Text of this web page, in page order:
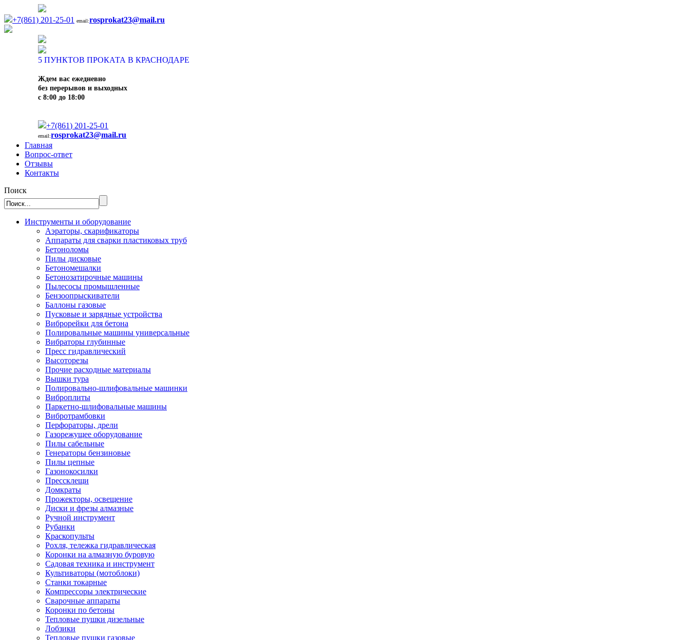
+7(861) 201-25-01 email:rosprokat23@mail.ru
5 ПУНКТОВ ПРОКАТА В КРАСНОДАРЕ
Ждем вас ежедневно
без перерывов и выходных
с 8:00 до 18:00
+7(861) 201-25-01
email:rosprokat23@mail.ru
Главная
Вопрос-ответ
Отзывы
Контакты
Поиск
Инструменты и оборудование
Аэраторы, скарификаторы
Аппараты для сварки пластиковых труб
Бетоноломы
Пилы дисковые
Бетономешалки
Бетонозатирочные машины
Пылесосы промышленные
Бензоопрыскиватели
Баллоны газовые
Пусковые и зарядные устройства
Виброрейки для бетона
Полировальные машины универсальные
Вибраторы глубинные
Пресс гидравлический
Высоторезы
Прочие расходные материалы
Вышки тура
Полировально-шлифовальные машинки
Виброплиты
Паркетно-шлифовальные машины
Вибротрамбовки
Перфораторы, дрели
Газорежущее оборудование
Пилы сабельные
Генераторы бензиновые
Пилы цепные
Газонокосилки
Прессклещи
Домкраты
Прожекторы, освещение
Диски и фрезы алмазные
Ручной инструмент
Рубанки
Краскопульты
Рохля, тележка гидравлическая
Коронки на алмазную буровую
Садовая техника и инструмент
Культиваторы (мотоблоки)
Станки токарные
Компрессоры электрические
Сварочные аппараты
Коронки по бетоны
Тепловые пушки дизельные
Лобзики
Тепловые пушки газовые